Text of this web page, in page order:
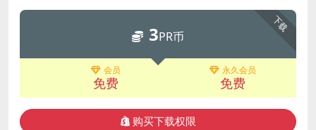
下载
3PR币
会员
免费
永久会员
免费
购买下载权限